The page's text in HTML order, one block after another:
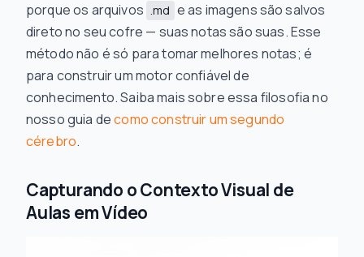
porque os arquivos .md e as imagens são salvos
direto no seu cofre — suas notas são suas. Esse
método não é só para tomar melhores notas; é
para construir um motor confiável de
conhecimento. Saiba mais sobre essa filosofia no
nosso guia decomo construir um segundo
cérebro.
Capturando o Contexto Visual de
Aulas em Vídeo